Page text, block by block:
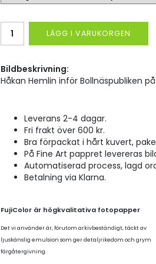
LÄGG I VARUKORGEN
Bildbeskrivning:
Håkan Hemlin inför Bollnäspubliken
Leverans 2-4 dagar.
Fri frakt över 600 kr.
Bra förpackat i hårt kuvert,
På Fine Art pappret levereras
Automatiserad process, lagd
Betalning via Klarna.
FujiColor är högkvalitativa fotopapper
Det vi använder är, förutom arkivbeständigt, täckt av
ljuskänslig emulsion som ger detaljrikedom och grym
färgåtergivning.